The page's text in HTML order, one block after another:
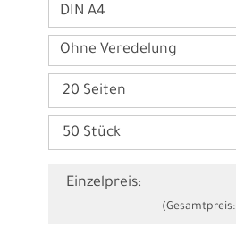
DIN A4
Ohne Veredelung
Einzelpreis:
(Gesamtpreis: